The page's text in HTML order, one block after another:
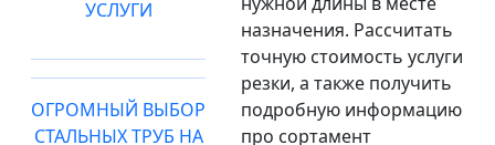
УСЛУГИ
ОГРОМНЫЙ ВЫБОР
СТАЛЬНЫХ ТРУБ НА
назначения. Рассчитать
точную стоимость услуги
резки, а также получить
подробную информацию
про сортамент